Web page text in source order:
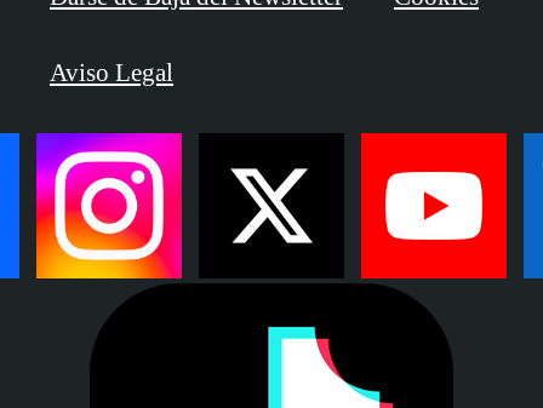
Aviso Legal